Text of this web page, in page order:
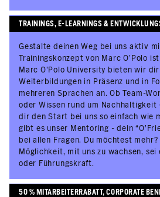
TRAININGS, E-LEARNINGS &
Gestalte deinen Weg bei uns aktiv
Trainingskonzept von Marc O’Polo
Marc O’Polo University bieten wir
Weiterbildungen in Präsenz und in
mehreren Sprachen an. Ob Team-
oder Wissen rund um Nachhaltigkeit
dir den Start bei uns so einfach wie
gibt es unser Mentoring - dein
bei allen Fragen. Du möchtest
Möglichkeit, mit uns zu wachsen, sei
oder Führungskraft.
50 % MITARBEITERRABATT, CORPORATE